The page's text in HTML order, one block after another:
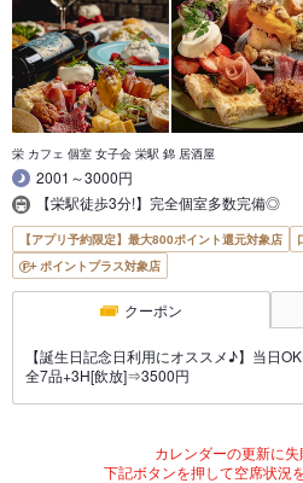
栄 カフェ 個室 女子会 栄駅 錦 居酒屋
2001～3000円
【栄駅徒歩3分!】完全個室多数完備◎
【アプリ予約限定】最大800ポイント還元対象店
ポイントプラス対象店
クーポン
【誕生日記念日利用にオススメ♪】当日
全7品+3H[飲放]⇒3500円
カレンダーの更新に失
下記ボタンを押して空席状況